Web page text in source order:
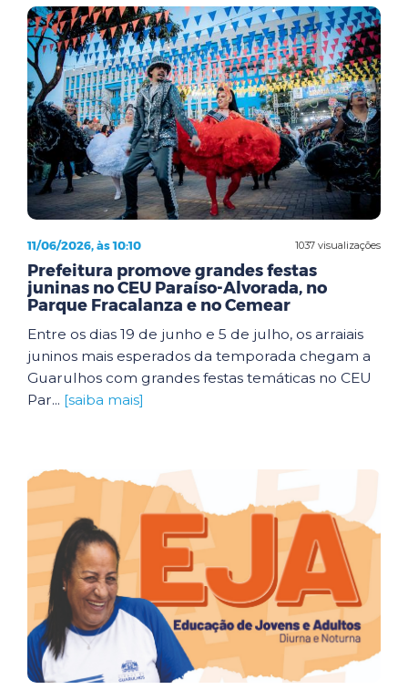
1037 visualizações
11/06/2026, às 10:10
Prefeitura promove grandes festas
juninas no CEU Paraíso-Alvorada, no
Parque Fracalanza e no Cemear
Entre os dias 19 de junho e 5 de julho, os arraiais
juninos mais esperados da temporada chegam a
Guarulhos com grandes festas temáticas no CEU
Par... [saiba mais]